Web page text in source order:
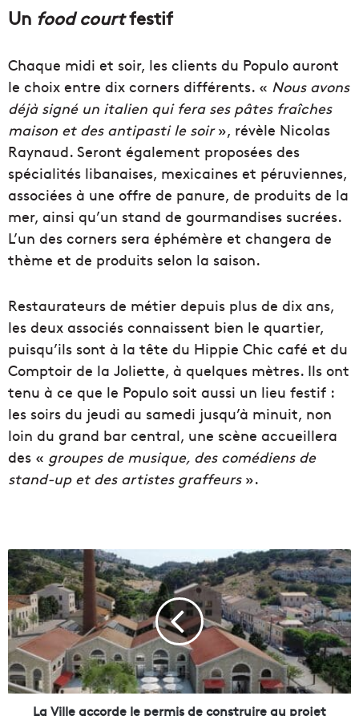
Un food courtfestif
Chaque midi et soir, les clients du Populo auront
le choix entre dix corners différents. « Nous avons
déjà signé un italien qui fera ses pâtes fraîches
maison et des antipasti le soir», révèle Nicolas
Raynaud. Seront également proposées des
spécialités libanaises, mexicaines et péruviennes,
associées à une offre de panure, de produits de la
mer, ainsi qu’un stand de gourmandises sucrées.
L’un des corners sera éphémère et changera de
thème et de produits selon la saison.
Restaurateurs de métier depuis plus de dix ans,
les deux associés connaissent bien le quartier,
puisqu’ils sont à la tête du Hippie Chic café et du
Comptoir de la Joliette, à quelques mètres. Ils ont
tenu à ce que le Populo soit aussi un lieu festif :
les soirs du jeudi au samedi jusqu’à minuit, non
loin du grand bar central, une scène accueillera
des « groupes de musique, des comédiens de
stand-up et des artistes graffeurs».
L
a
V
i
l
l
e
a
c
La Ville accorde le permis de construire au projet